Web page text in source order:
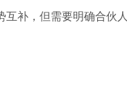
补，但需要明确合伙